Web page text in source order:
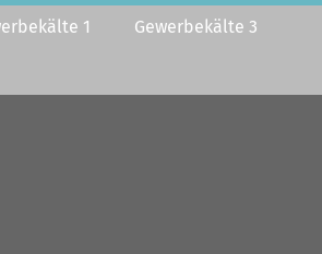
1 Gewerbekälte 3